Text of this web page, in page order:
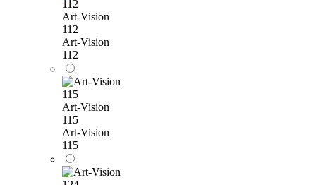
Art-Vision
112
Art-Vision
112
Art-Vision
115
Art-Vision
115